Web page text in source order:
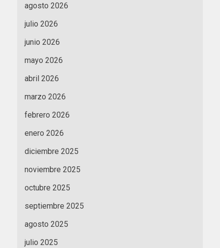
agosto 2026
julio 2026
junio 2026
mayo 2026
abril 2026
marzo 2026
febrero 2026
enero 2026
diciembre 2025
noviembre 2025
octubre 2025
septiembre 2025
agosto 2025
julio 2025